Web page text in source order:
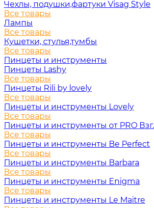
Чехлы, подушки,фартуки Visag Style
Все товары
Лампы
Все товары
Кушетки, стулья,тумбы
Все товары
Пинцеты и инструменты
Пинцеты Lashy
Все товары
Пинцеты Rili by lovely
Все товары
Пинцеты и инструменты Lovely
Все товары
Пинцеты и инструменты от PRO
Все товары
Пинцеты и инструменты Be Perfect
Все товары
Пинцеты и инструменты Barbara
Все товары
Пинцеты и инструменты Enigma
Все товары
Пинцеты и инструменты Le Maitre